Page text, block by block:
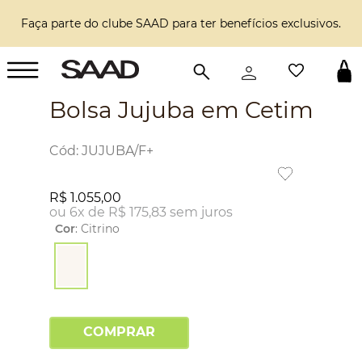
Faça parte do clube SAAD para ter benefícios exclusivos.
Bolsa Jujuba em Cetim
: JUJUBA/F+
R$ 1.055,00
ou 6x de R$ 175,83 sem juros
Cor: Citrino
COMPRAR